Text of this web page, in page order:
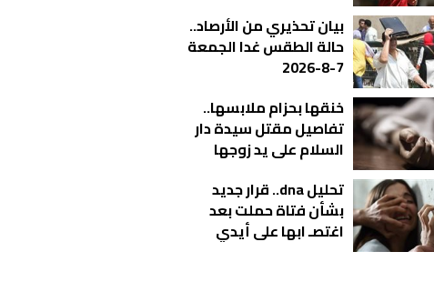
مفاجآت جديدة
بيان تحذيري من الأرصاد..
حالة الطقس غدا الجمعة
7-8-2026
خنقها بحزام ملابسها..
تفاصيل مقتل سيدة دار
السلام على يد زوجها
تحليل dna.. قرار جديد
بشأن فتاة حملت بعد
اغتصـ ابها على أيدي